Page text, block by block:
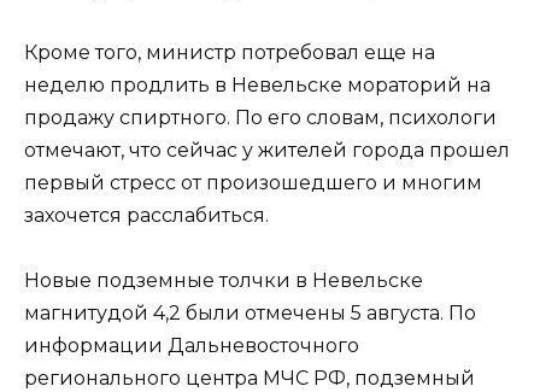
Кроме того, министр потребовал еще на
неделю продлить в Невельске мораторий на
продажу спиртного. По его словам, психологи
отмечают, что сейчас у жителей города прошел
первый стресс от произошедшего и многим
захочется расслабиться.
Новые подземные толчки в Невельске
магнитудой 4,2 были отмечены 5 августа. По
информации Дальневосточного
регионального центра МЧС РФ, подземный